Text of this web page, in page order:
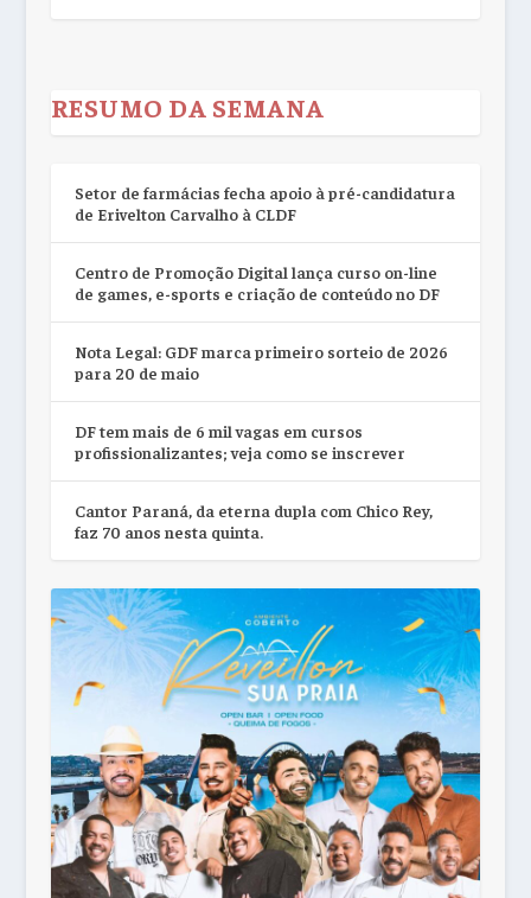
RESUMO DA SEMANA
Setor de farmácias fecha apoio à pré-candidatura
de Erivelton Carvalho à CLDF
Centro de Promoção Digital lança curso on-line
de games, e-sports e criação de conteúdo no DF
Nota Legal: GDF marca primeiro sorteio de 2026
para 20 de maio
DF tem mais de 6 mil vagas em cursos
profissionalizantes; veja como se inscrever
Cantor Paraná, da eterna dupla com Chico Rey,
faz 70 anos nesta quinta.